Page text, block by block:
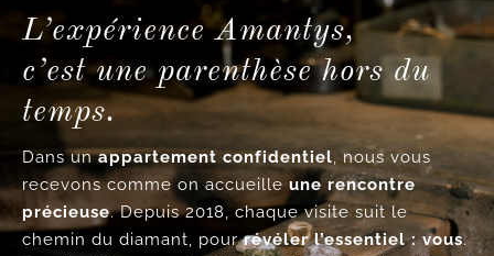
L’expérience Amantys,
c’est une parenthèse hors du
temps.
Dans unappartement confidentiel, nous vous
recevons comme on accueille une rencontre
précieuse. Depuis 2018, chaque visite suit le
chemin du diamant, pourrévéler l’essentiel : vous.